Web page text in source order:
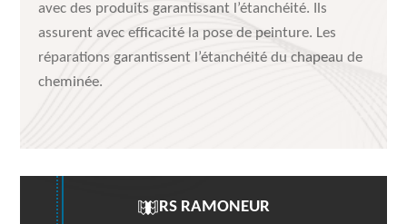
avec des produits garantissant l’étanchéité. Ils
assurent avec efficacité la pose de peinture. Les
réparations garantissent l’étanchéité du chapeau de
cheminée.
RS RAMONEUR